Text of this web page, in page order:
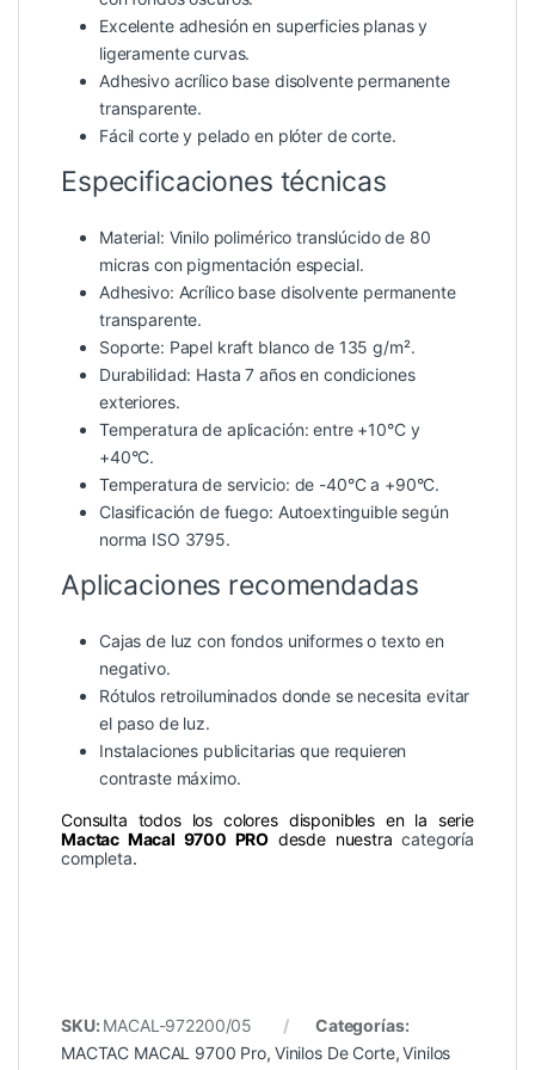
Excelente adhesión en superficies planas y
ligeramente curvas.
Adhesivo acrílico base disolvente permanente
transparente.
Fácil corte y pelado en plóter de corte.
Especificaciones técnicas
Material: Vinilo polimérico translúcido de 80
micras con pigmentación especial.
Adhesivo: Acrílico base disolvente permanente
transparente.
Soporte: Papel kraft blanco de 135 g/m².
Durabilidad: Hasta 7 años en condiciones
exteriores.
Temperatura de aplicación: entre +10°C y
+40°C.
Temperatura de servicio: de -40°C a +90°C.
Clasificación de fuego: Autoextinguible según
norma ISO 3795.
Aplicaciones recomendadas
Cajas de luz con fondos uniformes o texto en
negativo.
Rótulos retroiluminados donde se necesita evitar
el paso de luz.
Instalaciones publicitarias que requieren
contraste máximo.
Consulta todos los colores disponibles en la serie
Mactac Macal 9700 PRO desde nuestracategoría
completa.
SKU: MACAL-972200/05
Categorías:
MACTAC MACAL 9700 Pro, Vinilos De Corte,Vinilos